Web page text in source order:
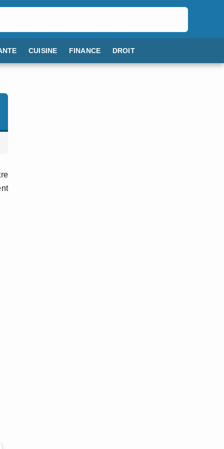
CUISINE FINANCE DROIT